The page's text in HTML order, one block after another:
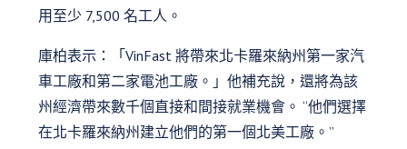
用至少 7,500 名工人。
庫柏表示：「VinFast 將帶來北卡羅來納州第一家汽
車工廠和第二家電池工廠。」他補充說，還將為該
州經濟帶來數千個直接和間接就業機會。 “他們選擇
在北卡羅來納州建立他們的第一個北美工廠。”